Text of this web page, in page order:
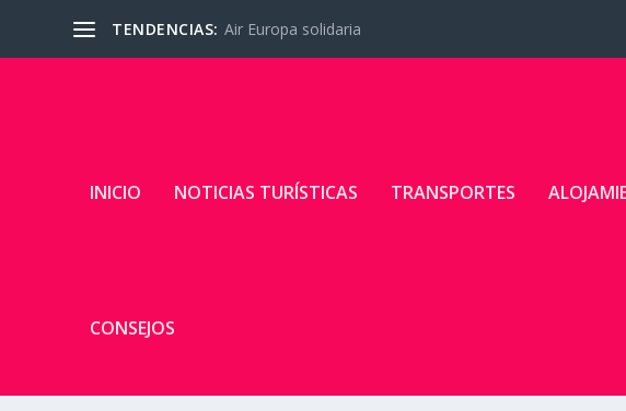
TENDENCIAS: Air Europa solidaria
INICIO NOTICIAS TURÍSTICAS TRANSPORTES
CONSEJOS